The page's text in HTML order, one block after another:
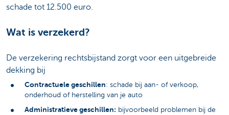
schade tot 12.500 euro.
Wat is verzekerd?
De verzekering rechtsbijstand zorgt voor een uitgebreide
dekking bij
Contractuele geschillen: schade bij aan- of verkoop,
onderhoud of herstelling van je auto
Administratieve geschillen: bijvoorbeeld problemen bij de